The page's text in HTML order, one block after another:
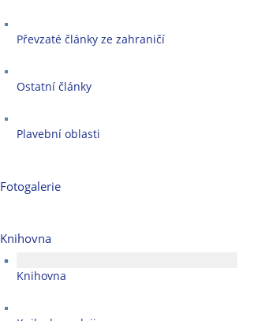
Převzaté články ze zahraničí
Ostatní články
Plavební oblasti
Fotogalerie
Knihovna
Knihovna